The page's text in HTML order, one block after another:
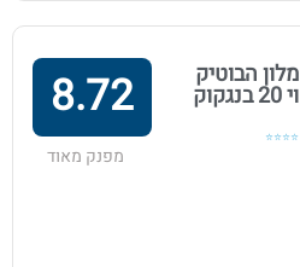
מלון הבוטיק
וי 20 בנגקוק
⭐⭐⭐⭐
8.72
מפנק מאוד